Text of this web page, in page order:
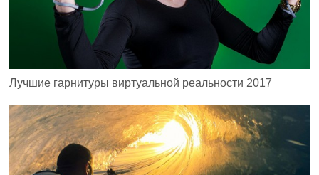
Лучшие гарнитуры виртуальной реальности 2017